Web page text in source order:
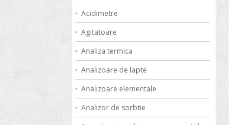
Acidimetre
Agitatoare
Analiza termica
Analizoare de lapte
Analizoare elementale
Analizor de sorbtie